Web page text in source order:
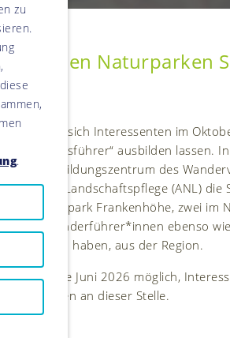
in den Naturparken
können sich Interessenten im
ausbilden lassen. In
das Bildungszentrum des
und Landschaftspflege (ANL) die
im Naturpark Frankenhöhe, zwei im
Wanderführer*innen ebenso
haben, aus der Region.
ab Mitte Juni 2026 möglich,
Kurs folgen an dieser Stelle.
zu
.